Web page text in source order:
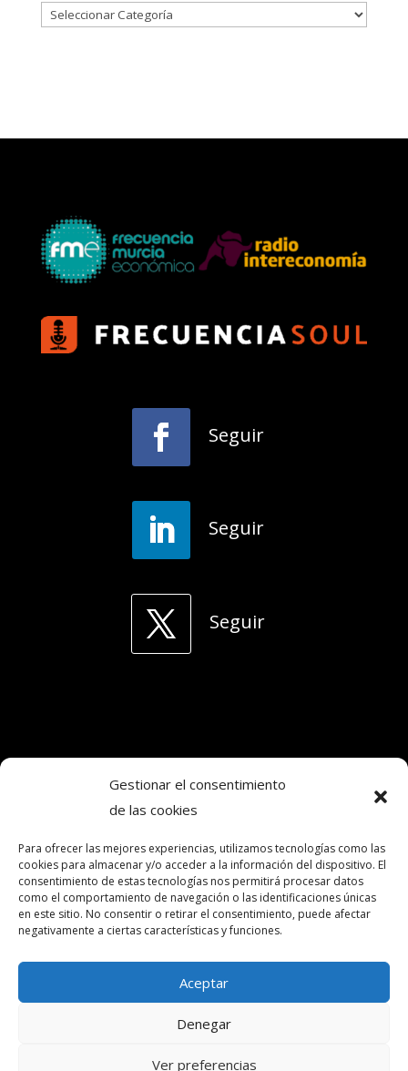
Gestionar el consentimiento
de las cookies
Para ofrecer las mejores experiencias, utilizamos tecnologías como las
cookies para almacenar y/o acceder a la información del dispositivo. El
consentimiento de estas tecnologías nos permitirá procesar datos
como el comportamiento de navegación o las identificaciones únicas
en este sitio. No consentir o retirar el consentimiento, puede afectar
negativamente a ciertas características y funciones.
Aceptar
Denegar
Ver preferencias
Seguir
Seguir
Seguir
Copyright © 2024. Todos los derechos
reservados.Frecuencia Murcia Económica.
intereconomia@frecuenciamurcia.es
Política de privacidad
Política de cookies (UE)
Contactar